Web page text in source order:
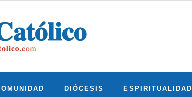
DIÓCESIS ESPIRITUALIDAD